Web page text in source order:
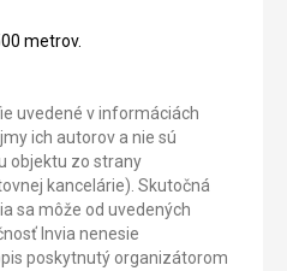
metrov.
uvedené v informáciách
ich autorov a nie sú
objektu zo strany
kancelárie). Skutočná
sa môže od uvedených
Invia nenesie
poskytnutý organizátorom